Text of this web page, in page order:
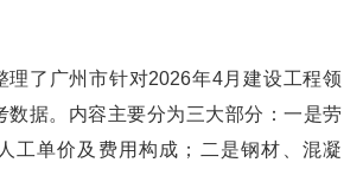
理了广州市针对2026年4月建设工程领
数据。内容主要分为三大部分：一是劳
工单价及费用构成；二是钢材、混凝